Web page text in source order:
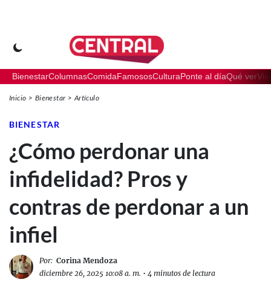
BienestarColumnasComidaFamososCulturaPonte al díaQué ver
Inicio Bienestar Artículo
BIENESTAR
¿Cómo perdonar una
infidelidad? Pros y
contras de perdonar a un
infiel
Por: Corina Mendoza
diciembre 26, 2025 10:08 a. m. • 4 minutos de lectura